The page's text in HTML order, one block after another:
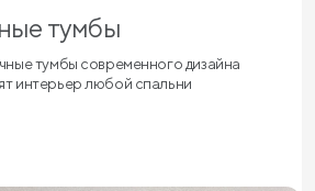
тумбы
тумбы современного дизайна
интерьер любой спальни